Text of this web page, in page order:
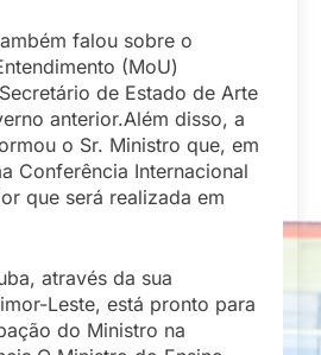
falou sobre o
(MoU)
de Estado de Arte
anterior.Além disso, a
o Sr. Ministro que, em
Conferência Internacional
que será realizada em
através da sua
Leste, está pronto para
do Ministro na